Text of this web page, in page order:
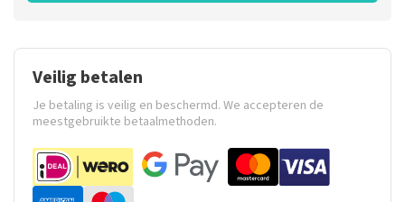
Veilig betalen
Je betaling is veilig en beschermd. We accepteren de
meestgebruikte betaalmethoden.